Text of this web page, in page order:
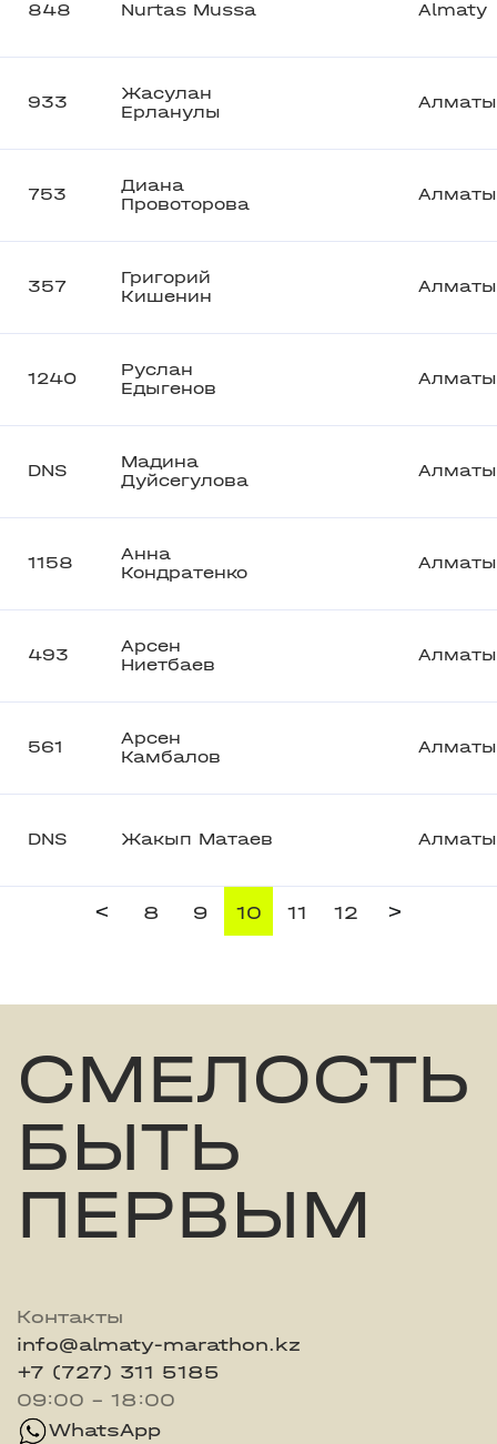
848 Nurtas Mussa Almaty
933
Жасулан
Ерланулы
Алматы
753
Диана
Провоторова
Алматы
357
Григорий
Кишенин
Алматы
1240
Руслан
Едыгенов
Алматы
DNS
Мадина
Дуйсегулова
Алматы
1158
Анна
Кондратенко
Алматы
493
Арсен
Ниетбаев
Алматы
561
Арсен
Камбалов
Алматы
DNS Жакып Матаев Алматы
< 8 9 10 11 12 >
СМЕЛОСТЬ
БЫТЬ
ПЕРВЫМ
Контакты
info@almaty-marathon.kz
+7 (727) 311 5185
09:00 - 18:00
WhatsApp